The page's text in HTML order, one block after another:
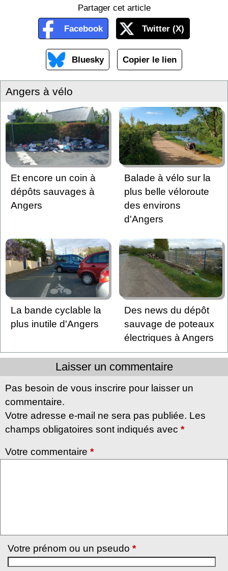
Partager cet article
Facebook Twitter (X)
Bluesky Copier le lien
Angers à vélo
Et encore un coin à
dépôts sauvages à
Angers
Balade à vélo sur la
plus belle véloroute
des environs
d'Angers
La bande cyclable la
plus inutile d'Angers
Des news du dépôt
sauvage de poteaux
électriques à Angers
Laisser un commentaire
Pas besoin de vous inscrire pour laisser un
commentaire.
Votre adresse e-mail ne sera pas publiée. Les
champs obligatoires sont indiqués avec *
Votre commentaire *
Votre prénom ou un pseudo *